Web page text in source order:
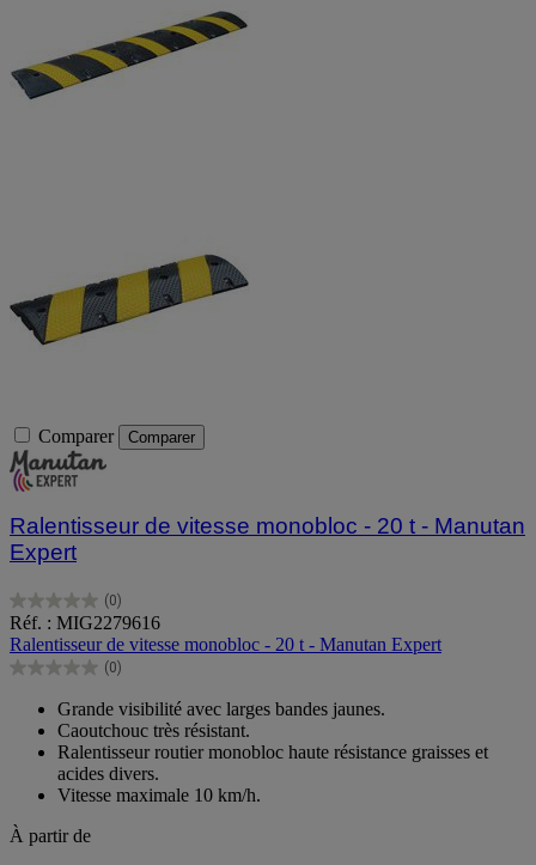
Comparer Comparer
Ralentisseur de vitesse monobloc - 20 t - Manutan
Expert
(0)
0.0
sur
5
étoiles.
Réf. : MIG2279616
Ralentisseur de vitesse monobloc - 20 t - Manutan Expert
(0)
0.0
étoiles.
Grande visibilité avec larges bandes jaunes.
Caoutchouc très résistant.
Ralentisseur routier monobloc haute résistance graisses et
acides divers.
Vitesse maximale 10 km/h.
À partir de